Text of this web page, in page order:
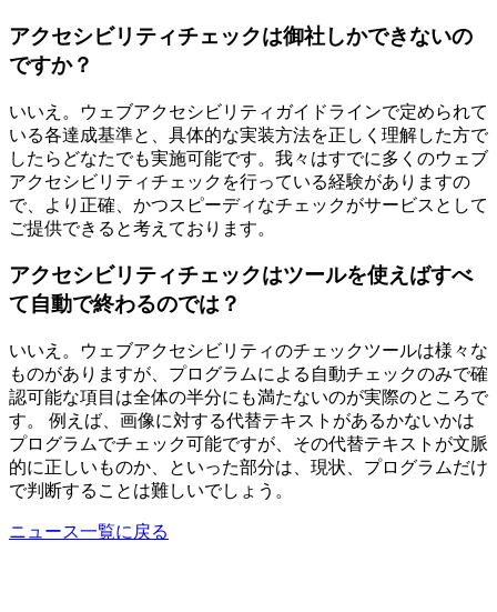
アクセシビリティチェックは御社しかできないの
ですか？
いいえ。ウェブアクセシビリティガイドラインで定められて
いる各達成基準と、具体的な実装方法を正しく理解した方で
したらどなたでも実施可能です。我々はすでに多くのウェブ
アクセシビリティチェックを行っている経験がありますの
で、より正確、かつスピーディなチェックがサービスとして
ご提供できると考えております。
アクセシビリティチェックはツールを使えばすべ
て自動で終わるのでは？
いいえ。ウェブアクセシビリティのチェックツールは様々な
ものがありますが、プログラムによる自動チェックのみで確
認可能な項目は全体の半分にも満たないのが実際のところで
す。 例えば、画像に対する代替テキストがあるかないかは
プログラムでチェック可能ですが、その代替テキストが文脈
的に正しいものか、といった部分は、現状、プログラムだけ
で判断することは難しいでしょう。
ニュース一覧に戻る